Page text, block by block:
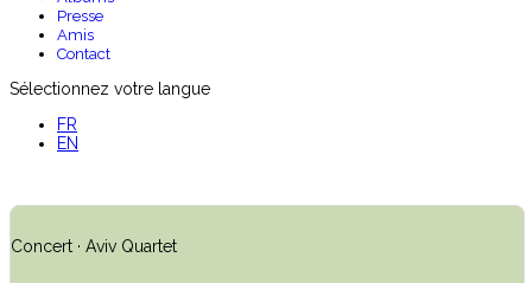
Presse
Amis
Contact
Sélectionnez votre langue
FR
EN
Concert · Aviv Quartet